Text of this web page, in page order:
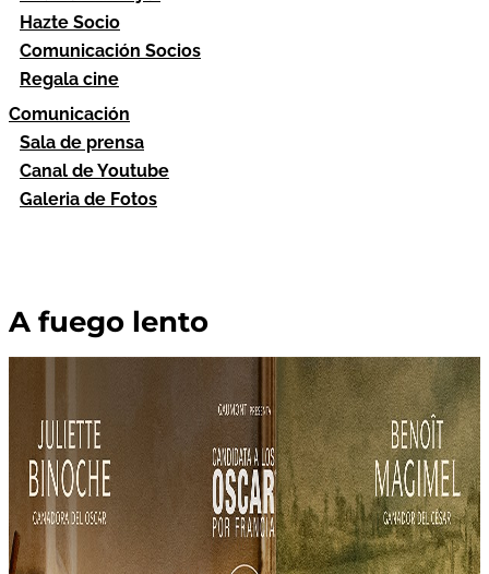
Hazte Socio
Comunicación Socios
Regala cine
Comunicación
Sala de prensa
Canal de Youtube
Galeria de Fotos
A fuego lento